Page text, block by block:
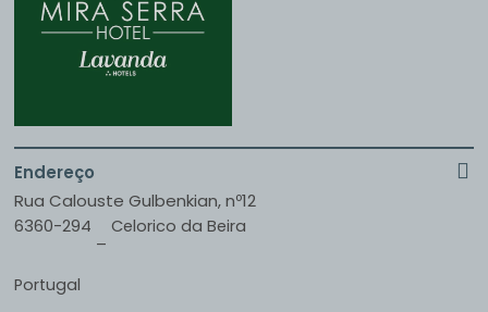
Endereço
Rua Calouste Gulbenkian, nº12
6360-294
–
Celorico da Beira
Portugal